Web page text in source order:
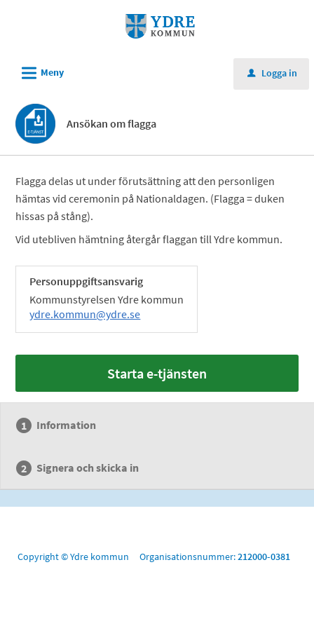
tjänster
Ydre
kommun
L Meny u Logga in
Ansökan om flagga
Flagga delas ut under förutsättning att den personligen
hämtas vid ceremonin på Nationaldagen. (Flagga = duken
hissas på stång).
Vid utebliven hämtning återgår flaggan till Ydre kommun.
Personuppgiftsansvarig
Kommunstyrelsen Ydre kommun
ydre.kommun@ydre.se
Starta e-tjänsten
Information
Signera och skicka in
Copyright © Ydre kommun Organisationsnummer:212000-0381